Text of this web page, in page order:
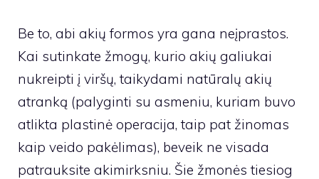
Be to, abi akių formos yra gana neįprastos.
Kai sutinkate žmogų, kurio akių galiukai
nukreipti į viršų, taikydami natūralų akių
atranką (palyginti su asmeniu, kuriam buvo
atlikta plastinė operacija, taip pat žinomas
kaip veido pakėlimas), beveik ne visada
patrauksite akimirksniu. Šie žmonės tiesiog